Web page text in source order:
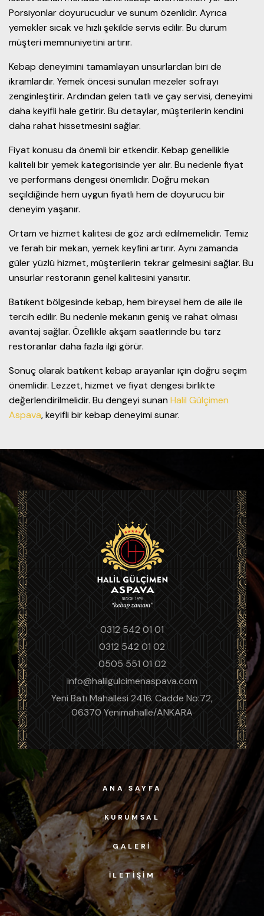
Porsiyonlar doyurucudur ve sunum özenlidir. Ayrıca
yemekler sıcak ve hızlı şekilde servis edilir. Bu durum
müşteri memnuniyetini artırır.
Kebap deneyimini tamamlayan unsurlardan biri de
ikramlardır. Yemek öncesi sunulan mezeler sofrayı
zenginleştirir. Ardından gelen tatlı ve çay servisi, deneyimi
daha keyifli hale getirir. Bu detaylar, müşterilerin kendini
daha rahat hissetmesini sağlar.
Fiyat konusu da önemli bir etkendir. Kebap genellikle
kaliteli bir yemek kategorisinde yer alır. Bu nedenle fiyat
ve performans dengesi önemlidir. Doğru mekan
seçildiğinde hem uygun fiyatlı hem de doyurucu bir
deneyim yaşanır.
Ortam ve hizmet kalitesi de göz ardı edilmemelidir. Temiz
ve ferah bir mekan, yemek keyfini artırır. Aynı zamanda
güler yüzlü hizmet, müşterilerin tekrar gelmesini sağlar. Bu
unsurlar restoranın genel kalitesini yansıtır.
Batıkent bölgesinde kebap, hem bireysel hem de aile ile
tercih edilir. Bu nedenle mekanın geniş ve rahat olması
avantaj sağlar. Özellikle akşam saatlerinde bu tarz
restoranlar daha fazla ilgi görür.
Sonuç olarak batıkent kebap arayanlar için doğru seçim
önemlidir. Lezzet, hizmet ve fiyat dengesi birlikte
değerlendirilmelidir. Bu dengeyi sunan Halil Gülçimen
Aspava, keyifli bir kebap deneyimi sunar.
0312 542 01 01
0312 542 01 02
0505 551 01 02
info@halilgulcimenaspava.com
Yeni Batı Mahallesi 2416. Cadde No:72,
06370 Yenimahalle/ANKARA
ANA SAYFA
KURUMSAL
GALERI
İLETIŞIM